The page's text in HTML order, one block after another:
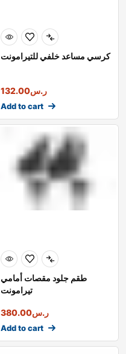
كرسي مساعد خلفي للتيرامونت
ر.س132.00
Add to cart
طقم جلود مقصات أمامي
تيرامونت
ر.س380.00
Add to cart